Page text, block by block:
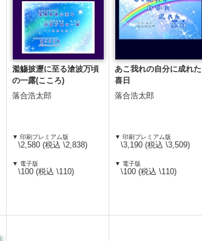
濫觴披瀝に至る滄波万頃
の一露(こころ)
落合浩太郎
▼ 印刷プレミアム版
\2,580 (税込 \2,838)
▼ 電子版
\100 (税込 \110)
あこ我れの自分に成れた
喜日
落合浩太郎
▼ 印刷プレミアム版
\3,190 (税込 \3,509)
▼ 電子版
\100 (税込 \110)